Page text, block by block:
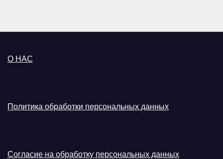
О НАС
Политика обработки персональных данных
Согласие на обработку персональных данных